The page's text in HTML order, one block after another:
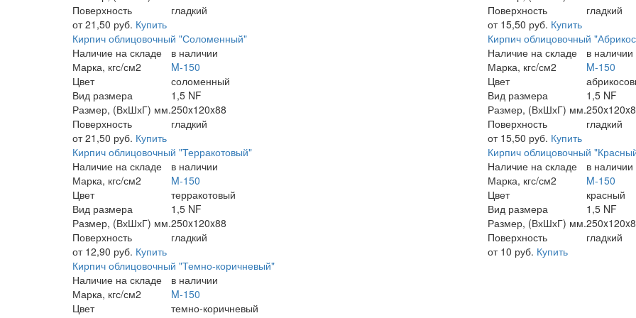
Поверхность
гладкий
от 21,50 руб. Купить
Поверхность
гладкий
от 15,50 руб. Купить
Кирпич облицовочный "Соломенный"
Наличие на складе
в наличии
Марка, кгс/см2
M-150
Цвет
соломенный
Вид размера
1,5 NF
Размер, (ВхШхГ) мм.250x120x88
Поверхность
гладкий
от 21,50 руб. Купить
Кирпич облицовочный
Наличие на складе
в наличии
Марка, кгс/см2
M-150
Цвет
Вид размера
1,5 NF
Размер, (ВхШхГ) мм.
Поверхность
гладкий
от 15,50 руб. Купить
Кирпич облицовочный "Терракотовый"
Наличие на складе
в наличии
Марка, кгс/см2
M-150
Цвет
терракотовый
Вид размера
1,5 NF
Размер, (ВхШхГ) мм.250x120x88
Поверхность
гладкий
от 12,90 руб. Купить
Кирпич облицовочный
Наличие на складе
в наличии
Марка, кгс/см2
M-150
Цвет
красный
Вид размера
1,5 NF
Размер, (ВхШхГ) мм.
Поверхность
гладкий
от 10 руб. Купить
Кирпич облицовочный "Темно-коричневый"
Наличие на складе
в наличии
Марка, кгс/см2
M-150
Цвет
темно-коричневый